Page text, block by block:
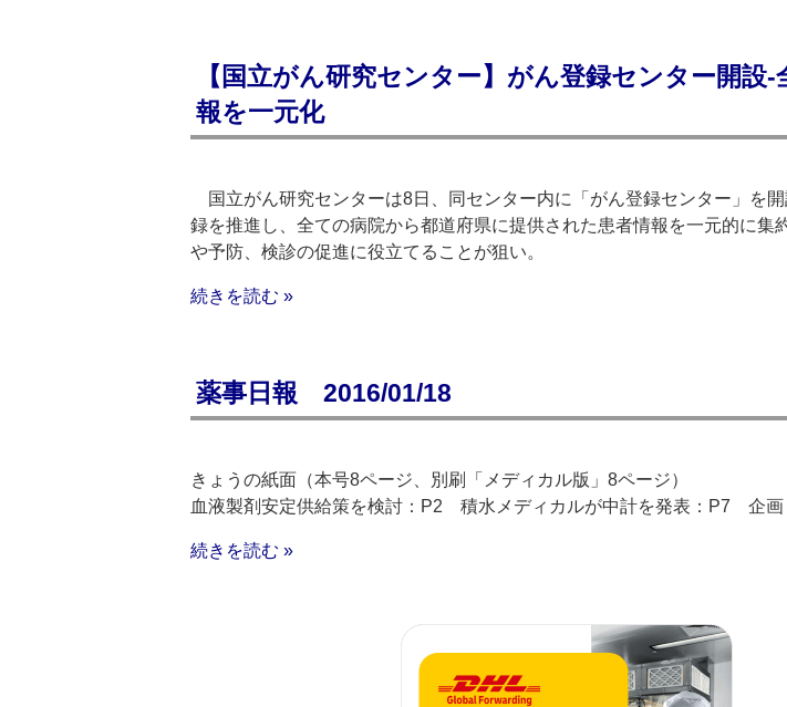
【国立がん研究センター】がん登録センター開設
報を一元化
国立がん研究センターは8日、同センター内に「がん登録センター」を
録を推進し、全ての病院から都道府県に提供された患者情報を一元的に集
や予防、検診の促進に役立てることが狙い。
続きを読む »
薬事日報 2016/01/18
きょうの紙面（本号8ページ、別刷「メディカル版」8ページ）
血液製剤安定供給策を検討：P2 積水メディカルが中計を発表：P7 企画
続きを読む »